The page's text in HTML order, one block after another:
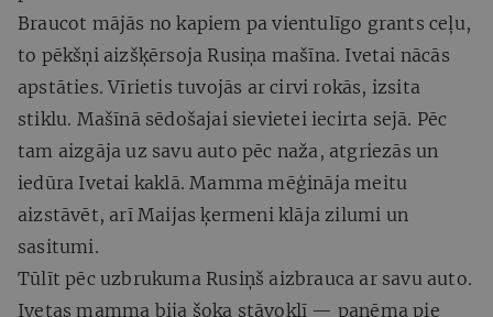
Braucot mājās no kapiem pa vientulīgo grants ceļu,
to pēkšņi aizšķērsoja Rusiņa mašīna. Ivetai nācās
apstāties. Vīrietis tuvojās ar cirvi rokās, izsita
stiklu. Mašīnā sēdošajai sievietei iecirta sejā. Pēc
tam aizgāja uz savu auto pēc naža, atgriezās un
iedūra Ivetai kaklā. Mamma mēģināja meitu
aizstāvēt, arī Maijas ķermeni klāja zilumi un
sasitumi.
Tūlīt pēc uzbrukuma Rusiņš aizbrauca ar savu auto.
Ivetas mamma bija šoka stāvoklī — paņēma pie